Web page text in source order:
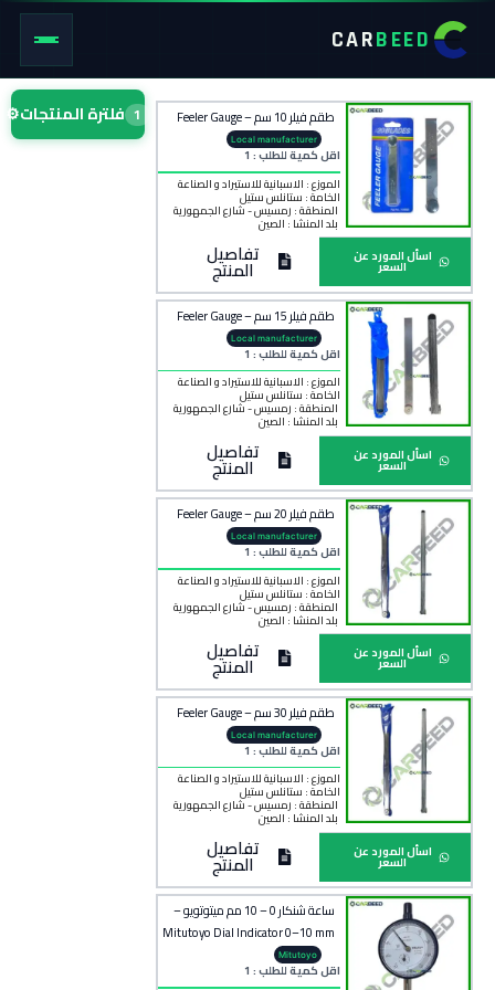
CARBEED
⚙فلترة المنتجات 1 طقم فيلر 10 سم – Feeler Gauge
Local manufacturer
اقل كمية للطلب : 1
الموزع : الاسبانية للاستيراد و الصناعة
الخامة : ستانلس ستيل
المنطقة : رمسيس - شارع الجمهورية
بلد المنشأ :الصين
اسأل المورد عن
السعر تفاصيل
المنتج
طقم فيلر 15 سم – Feeler Gauge
Local manufacturer
اقل كمية للطلب : 1
الموزع : الاسبانية للاستيراد و الصناعة
الخامة : ستانلس ستيل
المنطقة : رمسيس - شارع الجمهورية
بلد المنشأ : الصين
اسأل المورد عن
السعر تفاصيل
المنتج
طقم فيلر 20 سم – Feeler Gauge
Local manufacturer
اقل كمية للطلب : 1
الموزع : الاسبانية للاستيراد و الصناعة
الخامة : ستانلس ستيل
المنطقة : رمسيس - شارع الجمهورية
بلد المنشأ :الصين
اسأل المورد عن
السعر تفاصيل
المنتج
طقم فيلر 30 سم – Feeler Gauge
Local manufacturer
اقل كمية للطلب : 1
الموزع : الاسبانية للاستيراد و الصناعة
الخامة : ستانلس ستيل
المنطقة : رمسيس - شارع الجمهورية
بلد المنشأ : الصين
اسأل المورد عن
السعر تفاصيل
المنتج
ساعة شنكار 0 – 10 مم ميتوتويو –
Mitutoyo Dial Indicator 0–10 mm
Mitutoyo
اقل كمية للطلب : 1